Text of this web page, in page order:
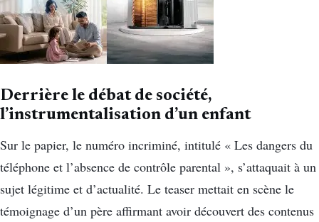
Derrière le débat de société,
l’instrumentalisation d’un enfant
Sur le papier, le numéro incriminé, intitulé « Les dangers du
téléphone et l’absence de contrôle parental », s’attaquait à un
sujet légitime et d’actualité. Le teaser mettait en scène le
témoignage d’un père affirmant avoir découvert des contenus